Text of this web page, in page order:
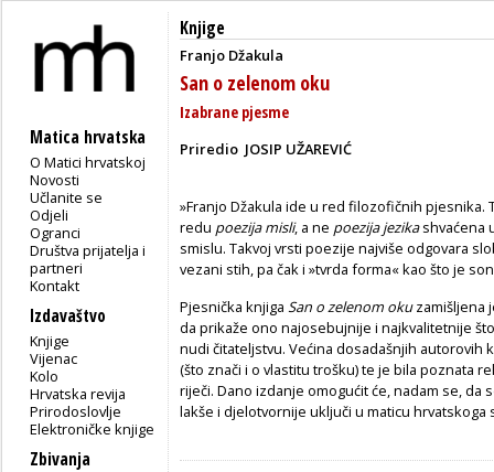
Matica hrvatska
O Matici hrvatskoj
Novosti
Učlanite se
Odjeli
Ogranci
Društva prijatelja i
partneri
Kontakt
Izdavaštvo
Knjige
Vijenac
Kolo
Hrvatska revija
Prirodoslovlje
Elektroničke knjige
Zbivanja
Knjige
Franjo Džakula
San o zelenom oku
Izabrane pjesme
Priredio JOSIP UŽAREVIĆ
»Franjo Džakula ide u red filozofičnih pjesnika.
redu poezija misli, a ne poezija jezikashvaćena
smislu. Takvoj vrsti poezije najviše odgo­vara
vezani stih, pa čak i »tvrda forma« kao što je
Pjesnička knjiga San o zelenom okuzamišljena
da prikaže ono najosebujnije i najkvalitetnije
nudi čitateljstvu. Većina dosa­dašnjih autorovih
(što znači i o vlastitu trošku) te je bila poznata
riječi. Dano izdanje omogućit će, nadam se,
lakše i djelotvornije uključi u maticu hrvatskoga